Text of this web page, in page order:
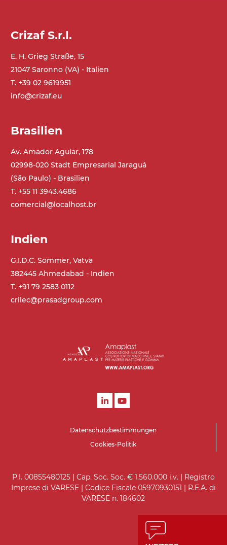
Crizaf S.r.l.
E. H. Grieg Straße, 15
21047 Saronno (VA) - Italien
T. +39 02 9619951
info@crizaf.eu
Brasilien
Av. Amador Aguiar, 178
02998-020 Stadt Empresarial Jaraguá
(São Paulo) - Brasilien
T. +55 11 3943.4686
comercial@localhost.br
Indien
G.I.D.C. Sommer, Vatva
382445 Ahmedabad - Indien
T. +91 79 2583 0112
crilec@prasadgroup.com
Datenschutzbestimmungen
Cookies-Politik
P.I. 00855480125 | Cap. Soc. Soc. € 1.560.000 i.v. | Registro
Imprese di VARESE | Codice Fiscale 05970930151 | R.E.A. di
VARESE n. 184602